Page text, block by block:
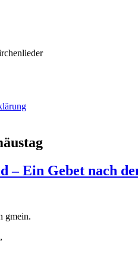
– Ein Gebet nach
gmein.